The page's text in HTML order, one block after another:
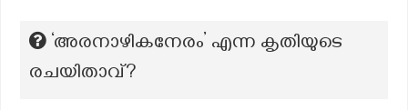
‘അരനാഴികനേരം’ എന്ന കൃതിയുടെ
രചയിതാവ്?